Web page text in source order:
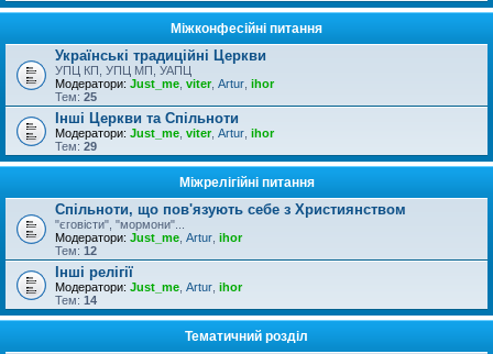
Міжконфесійні питання
Українські традиційні Церкви
УПЦ КП, УПЦ МП, УАПЦ
Модератори: Just_me viter, Artur ihor
Тем: 25
Інші Церкви та Спільноти
Модератори: Just_me viter, Artur ihor
Тем: 29
Міжрелігійні питання
Спільноти, що пов'язують себе з Християнством
"єговісти", "мормони"...
Модератори: Just_me Artur ihor
Тем: 12
Інші релігії
Модератори: Just_me Artur ihor
Тем: 14
Тематичний розділ